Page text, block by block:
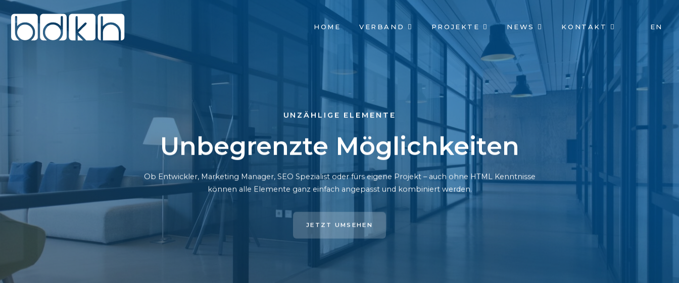
NAVIGATION
ÜBERSPRINGEN
HOME VERBAND PROJEKTE NEWS KONTAKT EN
UNZÄHLIGE ELEMENTE
Unbegrenzte Möglichkeiten
Ob Entwickler, Marketing Manager, SEO Spezialist oder fürs eigene Projekt – auch ohne HTML Kenntnisse
können alle Elemente ganz einfach angepasst und kombiniert werden.
JETZT UMSEHEN